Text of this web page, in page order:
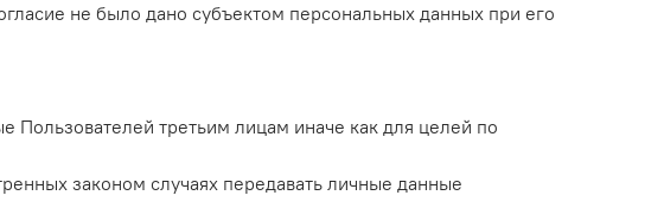
не было дано субъектом персональных данных при его
Пользователей третьим лицам иначе как для целей по
законом случаях передавать личные данные